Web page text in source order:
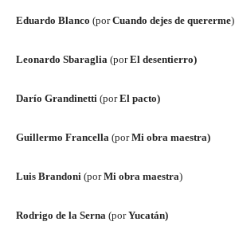
Eduardo Blanco (porCuando dejes de quererme)
Leonardo Sbaraglia (porEl desentierro)
Darío Grandinetti (porEl pacto)
Guillermo Francella (porMi obra maestra)
Luis Brandoni (porMi obra maestra)
Rodrigo de la Serna (porYucatán)